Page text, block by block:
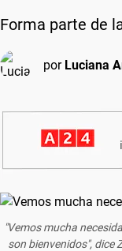
Forma parte de
por Luciana
"Vemos mucha
son bienvenidos", dice